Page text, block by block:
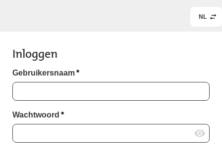
NL
Inloggen
Gebruikersnaam*
Wachtwoord *